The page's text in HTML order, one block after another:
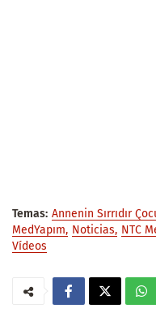
Temas: Annenin Sırrıdır
MedYapım Noticias NTC
Vídeos